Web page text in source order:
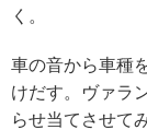
く。
車の音から車種
けだす。ヴァラ
らせ当てさせて